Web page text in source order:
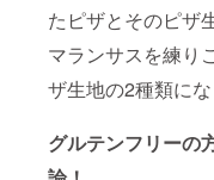
たピザとそのピザ
マランサスを練り
ザ生地の2種類にな
グルテンフリーの